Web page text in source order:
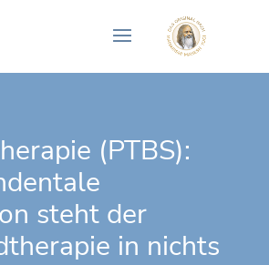
(PTBS):
steht der
in nichts